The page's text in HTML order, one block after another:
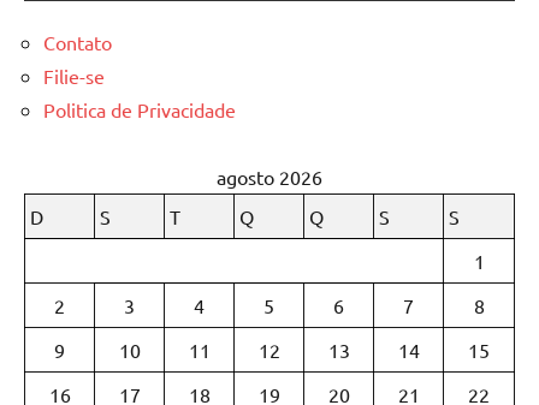
Contato
Filie-se
Politica de Privacidade
agosto 2026
D
S T Q Q S
S
1
2
3 4 5 6 7
8
9
10 11 12 13 14
15
16
17 18 19 20 21 22